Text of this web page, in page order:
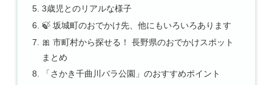
3歳児とのリアルな様子
🍃 坂城町のおでかけ先、他にもいろいろあります
🎀 市町村から探せる！ 長野県のおでかけスポット
まとめ
「さかき千曲川バラ公園」のおすすめポイント